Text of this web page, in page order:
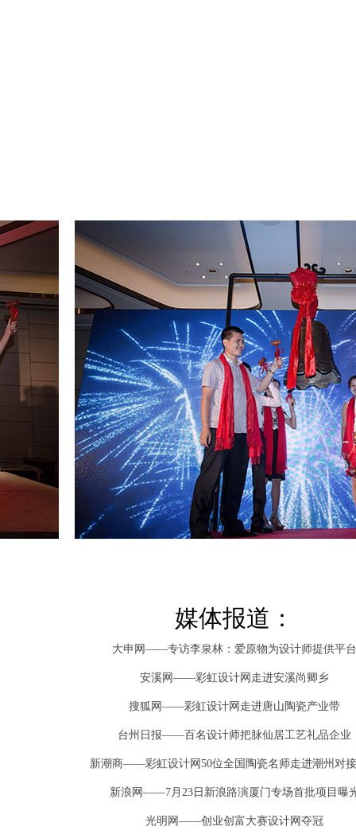
媒体报道：
大申网——专访李泉林：爱原物为设计师提供平台
安溪网——彩虹设计网走进安溪尚卿乡
搜狐网——彩虹设计网走进唐山陶瓷产业带
台州日报——百名设计师把脉仙居工艺礼品企业
新潮商——彩虹设计网50位全国陶瓷名师走进潮州对
新浪网——7月23日新浪路演厦门专场首批项目曝
光明网——创业创富大赛设计网夺冠